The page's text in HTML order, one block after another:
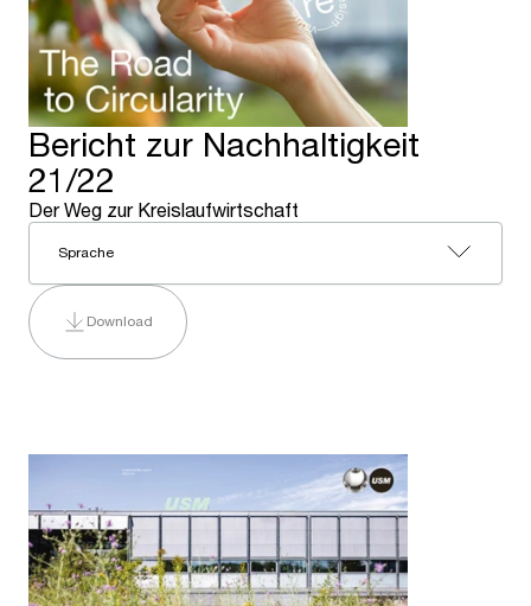
Bericht zur Nachhaltigkeit
21/22
Der Weg zur Kreislaufwirtschaft
Sprache
Download